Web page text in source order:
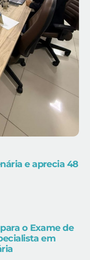
e aprecia 48
o Exame de
em